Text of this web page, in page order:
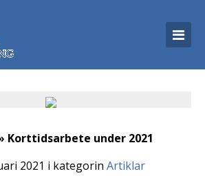
Korttidsarbete under 2021
2021 i kategorin Artiklar